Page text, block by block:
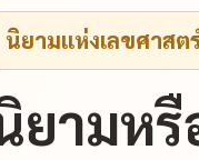
นิยามแห่งเลขศาสต
ยามหรื